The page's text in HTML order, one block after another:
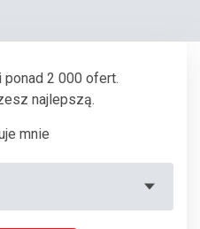
ponad 2 000 ofert.
najlepszą.
mnie